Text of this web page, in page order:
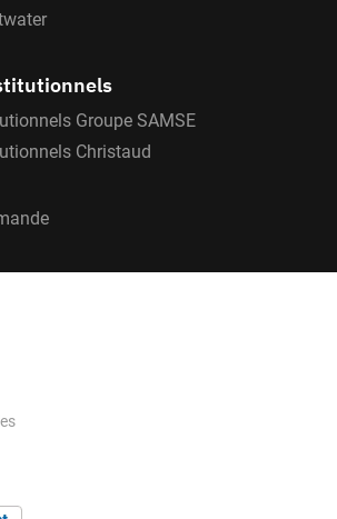
Groupe SAMSE
Christaud